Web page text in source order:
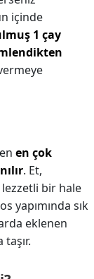
içinde
1 çay
en çok
. Et,
bir hale
yapımında sık
eklenen